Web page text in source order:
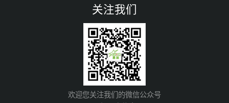
关注我们
欢迎您关注我们的微信公众号